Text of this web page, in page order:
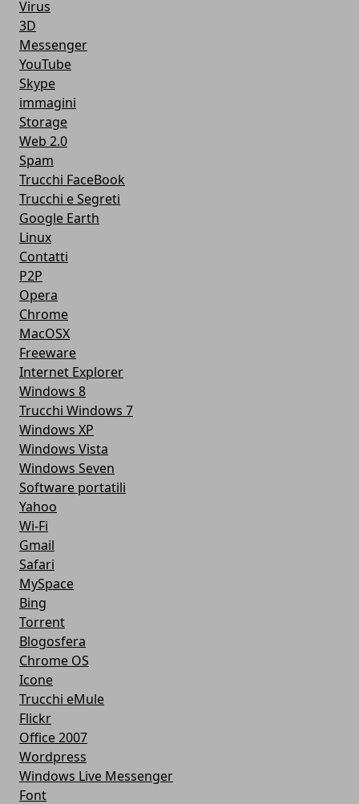
Virus
3D
Messenger
YouTube
Skype
immagini
Storage
Web 2.0
Spam
Trucchi FaceBook
Trucchi e Segreti
Google Earth
Linux
Contatti
P2P
Opera
Chrome
MacOSX
Freeware
Internet Explorer
Windows 8
Trucchi Windows 7
Windows XP
Windows Vista
Windows Seven
Software portatili
Yahoo
Wi-Fi
Gmail
Safari
MySpace
Bing
Torrent
Blogosfera
Chrome OS
Icone
Trucchi eMule
Flickr
Office 2007
Wordpress
Windows Live Messenger
Font